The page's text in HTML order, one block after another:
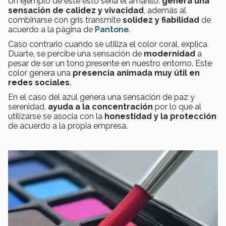
sensación de calidez y vivacidad, además al
combinarse con gris transmite solidez y fiabilidad de
acuerdo a la página de Pantone.
Caso contrario cuando se utiliza el color coral, explica
Duarte, se percibe una sensación de modernidad a
pesar de ser un tono presente en nuestro entorno. Este
color genera una presencia animada muy útil en
redes sociales.
En el caso del azul genera una sensación de paz y
serenidad, ayuda a la concentración por lo que al
utilizarse se asocia con la honestidad y la protección
de acuerdo a la propia empresa.